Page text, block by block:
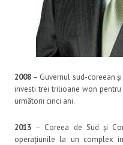
2008 – Guvernul sud-coreean
investi trei trilioane won
următorii cinci ani.
2013 – Coreea de Sud și
operațiunile la un complex